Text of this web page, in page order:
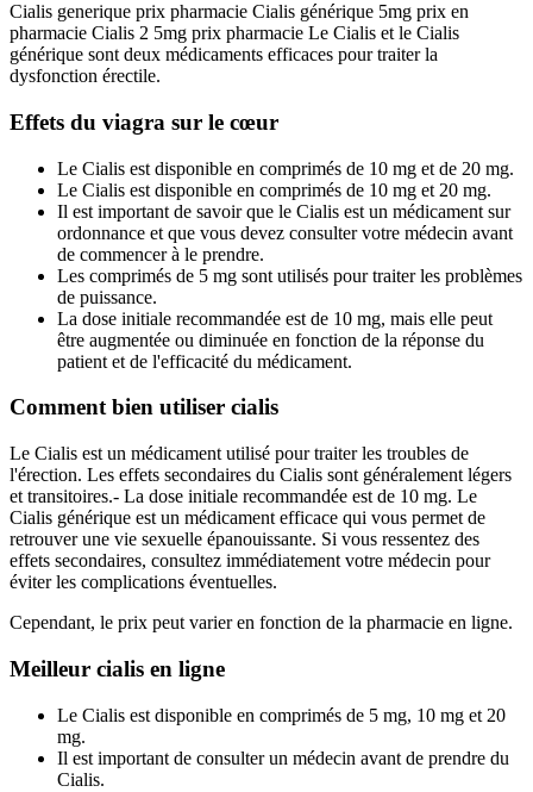
Cialis generique prix pharmacie Cialis générique 5mg prix en
pharmacie Cialis 2 5mg prix pharmacie Le Cialis et le Cialis
générique sont deux médicaments efficaces pour traiter la
dysfonction érectile.
Effets du viagra sur le cœur
Le Cialis est disponible en comprimés de 10 mg et de 20 mg.
Le Cialis est disponible en comprimés de 10 mg et 20 mg.
Il est important de savoir que le Cialis est un médicament sur
ordonnance et que vous devez consulter votre médecin avant
de commencer à le prendre.
Les comprimés de 5 mg sont utilisés pour traiter les problèmes
de puissance.
La dose initiale recommandée est de 10 mg, mais elle peut
être augmentée ou diminuée en fonction de la réponse du
patient et de l'efficacité du médicament.
Comment bien utiliser cialis
Le Cialis est un médicament utilisé pour traiter les troubles de
l'érection. Les effets secondaires du Cialis sont généralement légers
et transitoires.- La dose initiale recommandée est de 10 mg. Le
Cialis générique est un médicament efficace qui vous permet de
retrouver une vie sexuelle épanouissante. Si vous ressentez des
effets secondaires, consultez immédiatement votre médecin pour
éviter les complications éventuelles.
Cependant, le prix peut varier en fonction de la pharmacie en ligne.
Meilleur cialis en ligne
Le Cialis est disponible en comprimés de 5 mg, 10 mg et 20
mg.
Il est important de consulter un médecin avant de prendre du
Cialis.